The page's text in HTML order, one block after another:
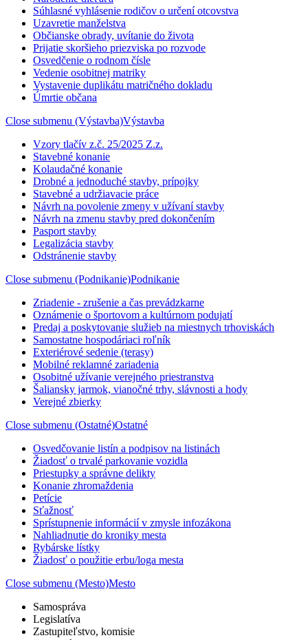
Súhlasné vyhlásenie rodičov o určení otcovstva
Uzavretie manželstva
Občianske obrady, uvítanie do života
Prijatie skoršieho priezviska po rozvode
Osvedčenie o rodnom čísle
Vedenie osobitnej matriky
Vystavenie duplikátu matričného dokladu
Úmrtie občana
Close submenu (Výstavba)Výstavba
Vzory tlačív z.č. 25/2025 Z.z.
Stavebné konanie
Kolaudačné konanie
Drobné a jednoduché stavby, prípojky
Stavebné a udržiavacie práce
Návrh na povolenie zmeny v užívaní stavby
Návrh na zmenu stavby pred dokončením
Pasport stavby
Legalizácia stavby
Odstránenie stavby
Close submenu (Podnikanie)Podnikanie
Zriadenie - zrušenie a čas prevádzkarne
Oznámenie o športovom a kultúrnom podujatí
Predaj a poskytovanie služieb na miestnych trhoviskách
Samostatne hospodáriaci roľník
Exteriérové sedenie (terasy)
Mobilné reklamné zariadenia
Osobitné užívanie verejného priestranstva
Šaliansky jarmok, vianočné trhy, slávnosti a hody
Verejné zbierky
Close submenu (Ostatné)Ostatné
Osvedčovanie listín a podpisov na listinách
Žiadosť o trvalé parkovanie vozidla
Priestupky a správne delikty
Konanie zhromaždenia
Petície
Sťažnosť
Sprístupnenie informácií v zmysle infozákona
Nahliadnutie do kroniky mesta
Rybárske lístky
Žiadosť o použitie erbu/loga mesta
Close submenu (Mesto)Mesto
Samospráva
Legislatíva
Zastupiteľstvo, komisie